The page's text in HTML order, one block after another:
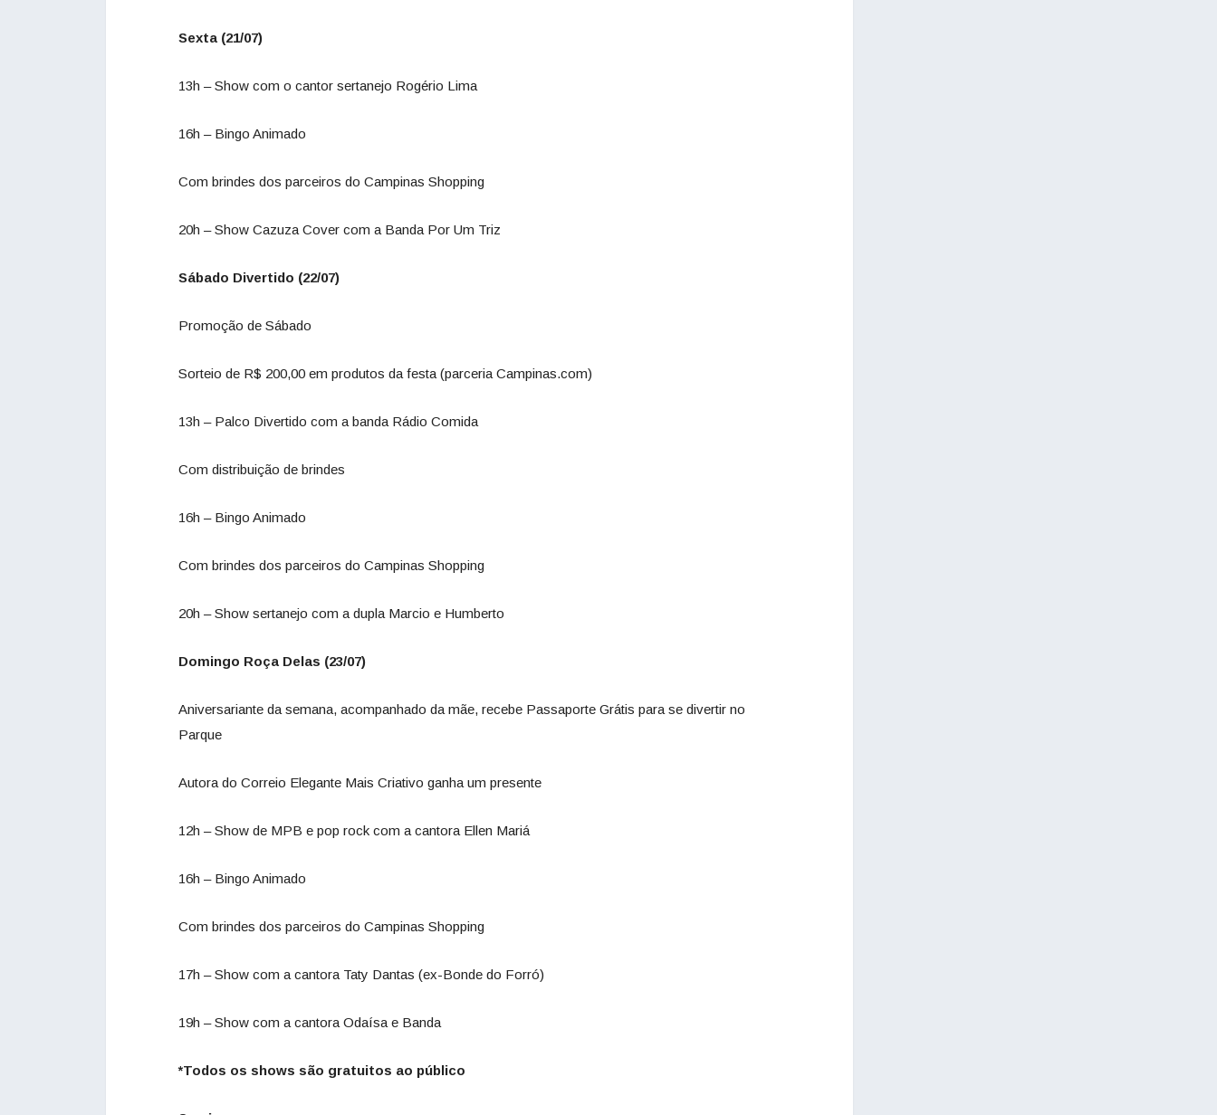
Sexta (21/07)
13h – Show com o cantor sertanejo Rogério Lima
16h – Bingo Animado
Com brindes dos parceiros do Campinas Shopping
20h – Show Cazuza Cover com a Banda Por Um Triz
Sábado Divertido (22/07)
Promoção de Sábado
Sorteio de R$ 200,00 em produtos da festa (parceria Campinas.com)
13h – Palco Divertido com a banda Rádio Comida
Com distribuição de brindes
16h – Bingo Animado
Com brindes dos parceiros do Campinas Shopping
20h – Show sertanejo com a dupla Marcio e Humberto
Domingo Roça Delas (23/07)
Aniversariante da semana, acompanhado da mãe, recebe Passaporte Grátis para se divertir no
Parque
Autora do Correio Elegante Mais Criativo ganha um presente
12h – Show de MPB e pop rock com a cantora Ellen Mariá
16h – Bingo Animado
Com brindes dos parceiros do Campinas Shopping
17h – Show com a cantora Taty Dantas (ex-Bonde do Forró)
19h – Show com a cantora Odaísa e Banda
*Todos os shows são gratuitos ao público